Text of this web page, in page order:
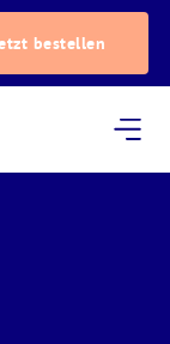
bestellen